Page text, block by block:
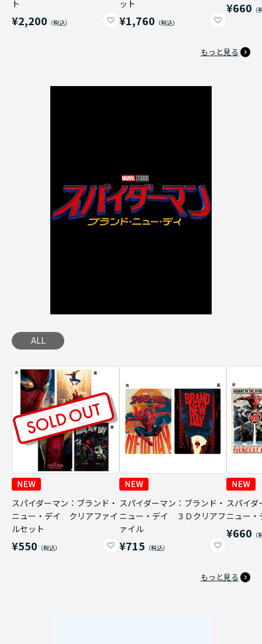
ト
¥2,200
ット
¥1,760
¥660
もっと見る
ALL
スパイダーマン：ブランド・
ニュー・デイ クリアファイ
ルセット
¥550
スパイダーマン：ブランド・
ニュー・デイ ３Ｄクリアフ
ァイル
¥715
スパイダ
ニュー
¥660
もっと見る